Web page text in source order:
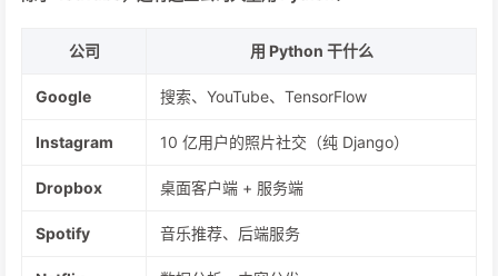
公司 用 Python 干什么
Google 搜索、YouTube、TensorFlow
Instagram 10 亿用户的照片社交（纯 Django）
Dropbox 桌面客户端 + 服务端
Spotify 音乐推荐、后端服务